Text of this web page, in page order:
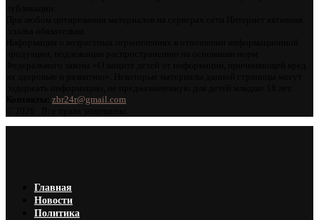
zbr24r@gmail.com
Главная
Новости
Политика